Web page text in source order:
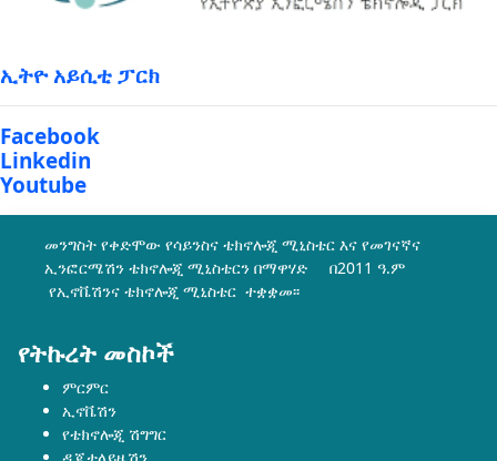
ኢትዮ አይሲቲ ፓርክ
Facebook
Linkedin
Youtube
መንግስት የቀድሞው የሳይንስና ቴክኖሎጂ ሚኒስቴር እና የመገናኛና
ኢንፎርሜሽን ቴክኖሎጂ ሚኒስቴርን በማዋሃድ በ2011 ዓ.ም
የኢኖቬሽንና ቴክኖሎጂ ሚኒስቴር ተቋቋመ፡፡
የትኩረት መስኮች
ምርምር
ኢኖቬሽን
የቴክኖሎጂ ሽግግር